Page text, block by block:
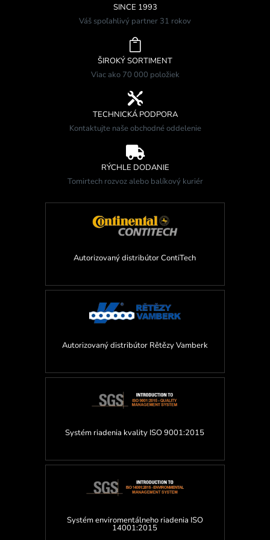
SINCE 1993
Váš spoľahlivý partner 31 rokov

ŠIROKÝ SORTIMENT
Viac ako 70 000 položiek

TECHNICKÁ PODPORA
Kontaktujte naše obchodné oddelenie

RÝCHLE DODANIE
Tomirtech rozvoz alebo balíkový kuriér
Autorizovaný distribútor ContiTech
Autorizovaný distribútor Rětězy Vamberk
Systém riadenia kvality ISO 9001:2015
Systém enviromentálneho riadenia ISO
14001:2015